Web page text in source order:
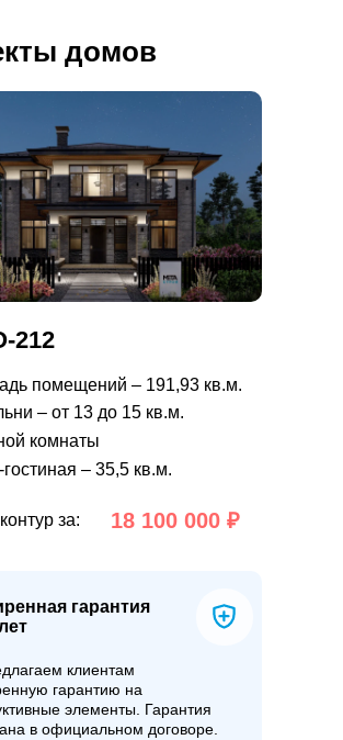
гарантия
клиентам
гарантию на
элементы. Гарантия
в официальном договоре.
за:
– 35,5 кв.м.
комнаты
– от 13 до 15 кв.м.
помещений – 191,93 кв.м.
18 100 000 ₽
212
домов